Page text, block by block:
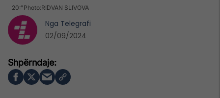
20:"Photo:RIDVAN SLIVOVA
Nga Telegrafi
02/09/2024